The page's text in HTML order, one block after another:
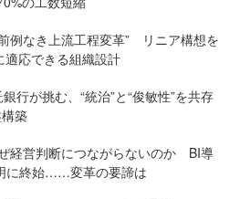
例なき上流工程変革” リニア構想を
応できる組織設計
行が挑む、“統治”と“俊敏性”を共存
築
経営判断につながらないのか BI導
に終始……変革の要諦は